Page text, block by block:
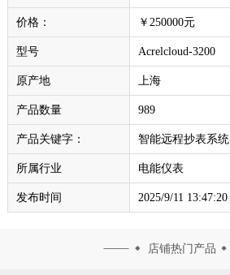
价格： ￥250000元
型号 Acrelcloud-3200
原产地 上海
产品数量 989
产品关键字： 智能远程抄表系统
所属行业 电能仪表
发布时间 2025/9/11 13:47:20
店铺热门产品